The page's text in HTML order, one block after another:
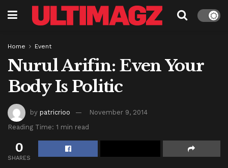
Home Event
Nurul Arifin: Even Your
Body Is Politic
by patricrioo
November 9, 2014
Reading Time: 1 min read
0
SHARES